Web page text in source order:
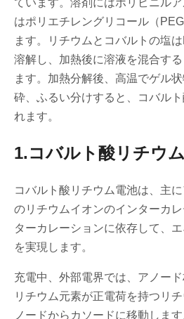
ています。溶剤にはポリビニル
はポリエチレングリコール（
ます。リチウムとコバルトの塩
溶解し、加熱後に溶液を混合す
ます。加熱分解後、高温でゲル
砕、ふるい分けすると、コバル
れます。
1.コバルト酸リチウ
コバルト酸リチウム電池は、主
のリチウムイオンのインターカ
ターカレーションに依存して、
を実現します。
充電中、外部電界では、アノー
リチウム元素が正電荷を持つリ
ノードからカソードに移動しま